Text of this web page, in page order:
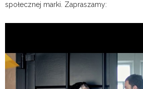
społecznej marki. Zapraszamy: